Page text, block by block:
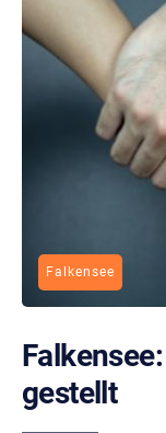
Falkensee
gestellt